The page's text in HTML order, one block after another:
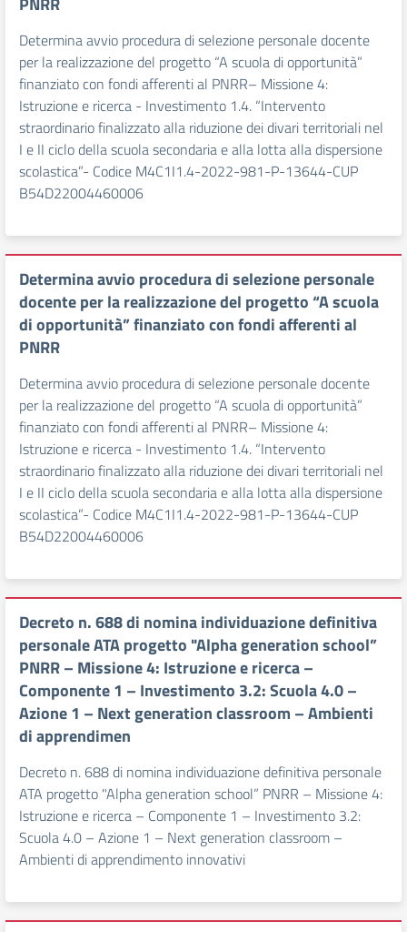
Determina avvio procedura di selezione personale docente
per la realizzazione del progetto “A scuola di opportunità”
finanziato con fondi afferenti al PNRR– Missione 4:
Istruzione e ricerca - Investimento 1.4. “Intervento
straordinario finalizzato alla riduzione dei divari territoriali nel
I e II ciclo della scuola secondaria e alla lotta alla dispersione
scolastica”- Codice M4C1I1.4-2022-981-P-13644-CUP
B54D22004460006
Determina avvio procedura di selezione personale
docente per la realizzazione del progetto “A scuola
di opportunità” finanziato con fondi afferenti al
PNRR
Determina avvio procedura di selezione personale docente
per la realizzazione del progetto “A scuola di opportunità”
finanziato con fondi afferenti al PNRR– Missione 4:
Istruzione e ricerca - Investimento 1.4. “Intervento
straordinario finalizzato alla riduzione dei divari territoriali nel
I e II ciclo della scuola secondaria e alla lotta alla dispersione
scolastica”- Codice M4C1I1.4-2022-981-P-13644-CUP
B54D22004460006
Decreto n. 688 di nomina individuazione definitiva
personale ATA progetto "Alpha generation school”
PNRR – Missione 4: Istruzione e ricerca –
Componente 1 – Investimento 3.2: Scuola 4.0 –
Azione 1 – Next generation classroom – Ambienti
di apprendimen
Decreto n. 688 di nomina individuazione definitiva personale
ATA progetto "Alpha generation school” PNRR – Missione 4:
Istruzione e ricerca – Componente 1 – Investimento 3.2:
Scuola 4.0 – Azione 1 – Next generation classroom –
Ambienti di apprendimento innovativi